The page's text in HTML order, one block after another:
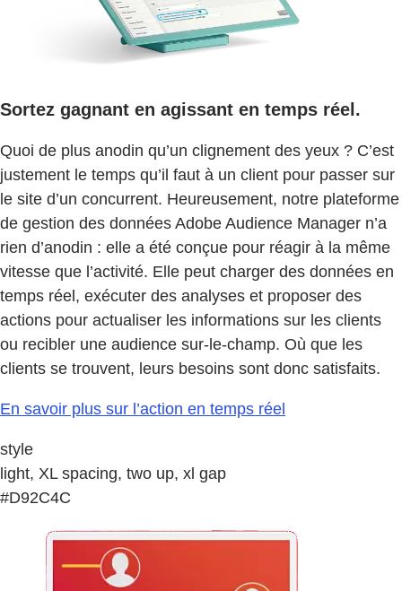
Sortez gagnant en agissant en temps réel.
Quoi de plus anodin qu’un clignement des yeux ? C’est
justement le temps qu’il faut à un client pour passer sur
le site d’un concurrent. Heureusement, notre plateforme
de gestion des données Adobe Audience Manager n’a
rien d’anodin : elle a été conçue pour réagir à la même
vitesse que l’activité. Elle peut charger des données en
temps réel, exécuter des analyses et proposer des
actions pour actualiser les informations sur les clients
ou recibler une audience sur-le-champ. Où que les
clients se trouvent, leurs besoins sont donc satisfaits.
En savoir plus sur l’action en temps réel
style
light, XL spacing, two up, xl gap
#D92C4C